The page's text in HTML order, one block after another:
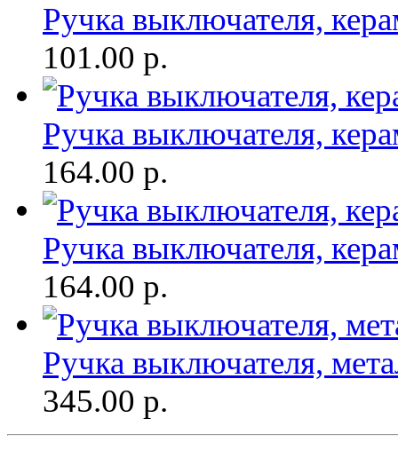
Ручка выключателя,
101.00 р.
Ручка выключателя,
164.00 р.
Ручка выключателя,
164.00 р.
Ручка выключателя,
345.00 р.